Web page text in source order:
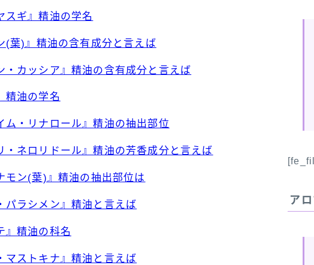
スギ』精油の学名
(葉)』精油の含有成分と言えば
・カッシア』精油の含有成分と言えば
精油の学名
ム・リナロール』精油の抽出部位
・ネロリドール』精油の芳香成分と言えば
モン(葉)』精油の抽出部位は
パラシメン』精油と言えば
』精油の科名
マストキナ』精油と言えば
ア